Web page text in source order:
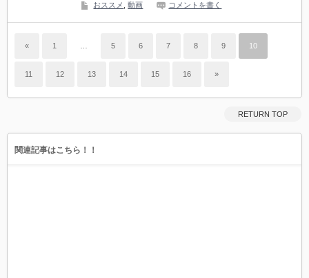
おススメ ,動画 コメントを書く
« 1 5 6 7 8 9 10
11 12 13 14 15 16 »
RETURN TOP
関連記事はこちら！！